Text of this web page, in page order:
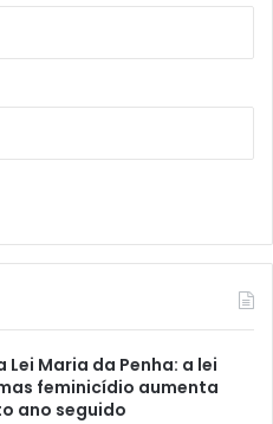
Lei Maria da Penha: a lei
feminicídio aumenta
ano seguido